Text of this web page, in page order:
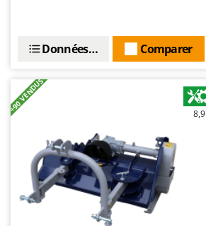
Comparer
Données techniques
+90 VENDUS 8,9